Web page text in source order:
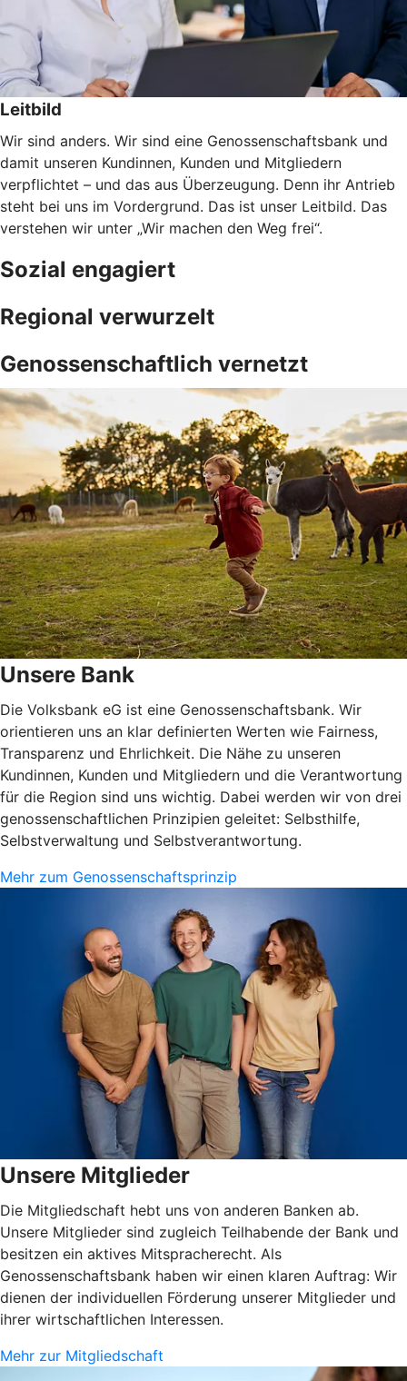
Leitbild
Wir sind anders. Wir sind eine Genossenschaftsbank und
damit unseren Kundinnen, Kunden und Mitgliedern
verpflichtet – und das aus Überzeugung. Denn ihr Antrieb
steht bei uns im Vordergrund. Das ist unser Leitbild. Das
verstehen wir unter „Wir machen den Weg frei“.
Sozial engagiert
Regional verwurzelt
Genossenschaftlich vernetzt
Unsere Bank
Die Volksbank eG ist eine Genossenschaftsbank. Wir
orientieren uns an klar definierten Werten wie Fairness,
Transparenz und Ehrlichkeit. Die Nähe zu unseren
Kundinnen, Kunden und Mitgliedern und die Verantwortung
für die Region sind uns wichtig. Dabei werden wir von drei
genossenschaftlichen Prinzipien geleitet: Selbsthilfe,
Selbstverwaltung und Selbstverantwortung.
Mehr zum Genossenschaftsprinzip
Unsere Mitglieder
Die Mitgliedschaft hebt uns von anderen Banken ab.
Unsere Mitglieder sind zugleich Teilhabende der Bank und
besitzen ein aktives Mitspracherecht. Als
Genossenschaftsbank haben wir einen klaren Auftrag: Wir
dienen der individuellen Förderung unserer Mitglieder und
ihrer wirtschaftlichen Interessen.
Mehr zur Mitgliedschaft